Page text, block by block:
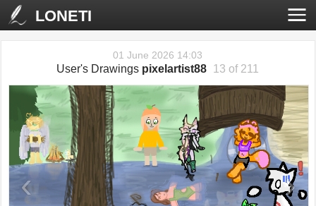
LONETI
01 June 2026 14:03
User's Drawings pixelartist88 13 of 211
‹ ›